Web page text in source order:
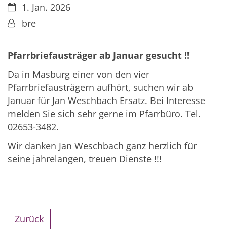
Datum:1. Jan. 2026
Von:bre
Pfarrbriefausträger ab Januar gesucht !!
Da in Masburg einer von den vier
Pfarrbriefausträgern aufhört, suchen wir ab
Januar für Jan Weschbach Ersatz. Bei Interesse
melden Sie sich sehr gerne im Pfarrbüro. Tel.
02653-3482.
Wir danken Jan Weschbach ganz herzlich für
seine jahrelangen, treuen Dienste !!!
Zurück